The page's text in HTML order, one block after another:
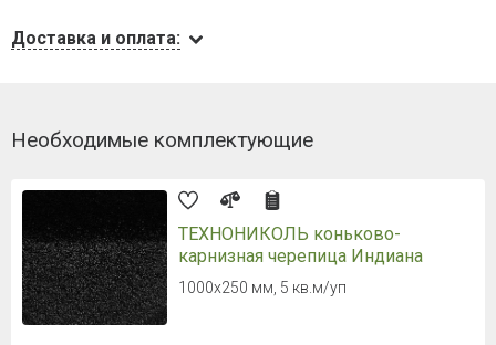
Доставка и оплата:
Необходимые комплектующие
ТЕХНОНИКОЛЬ коньково-
карнизная черепица Индиана
1000х250 мм, 5 кв.м/уп